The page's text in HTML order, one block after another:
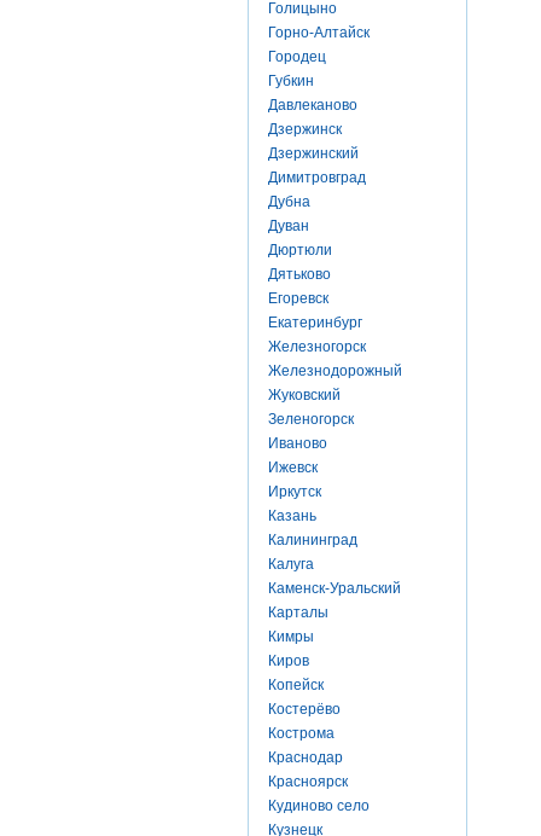
Голицыно
Горно-Алтайск
Городец
Губкин
Давлеканово
Дзержинск
Дзержинский
Димитровград
Дубна
Дуван
Дюртюли
Дятьково
Егоревск
Екатеринбург
Железногорск
Железнодорожный
Жуковский
Зеленогорск
Иваново
Ижевск
Иркутск
Казань
Калининград
Калуга
Каменск-Уральский
Карталы
Кимры
Киров
Копейск
Костерёво
Кострома
Краснодар
Красноярск
Кудиново село
Кузнецк